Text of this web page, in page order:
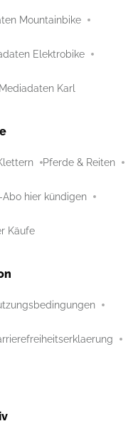
Mountainbike
Elektrobike
Mediadaten Karl
Pferde & Reiten
Abo hier kündigen
Käufe